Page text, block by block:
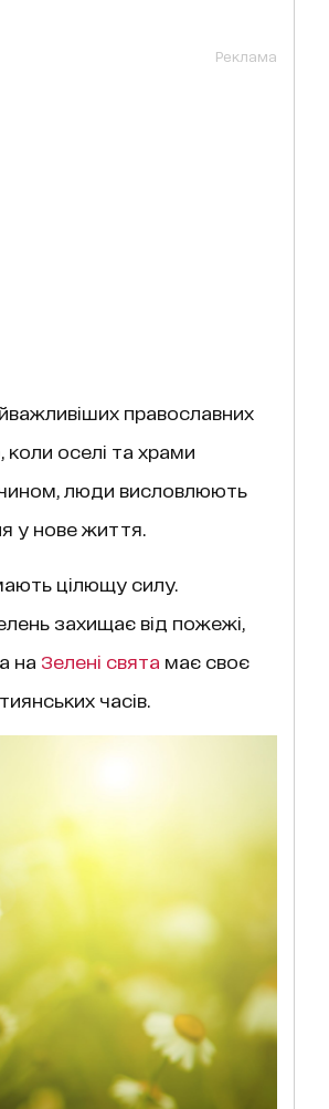
Реклама
православних
коли оселі та храми
чином, люди висловлюють
у нове життя.
цілющу силу.
захищає від пожежі,
на Зелені свята має своє
часів.